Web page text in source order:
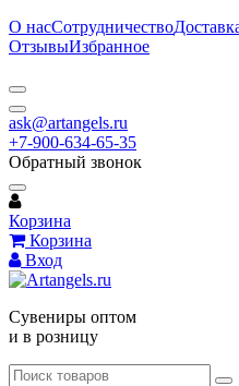
О насСотрудничество
ОтзывыИзбранное
ask@artangels.ru
+7-900-634-65-35
Обратный звонок
Корзина
Корзина
Вход
Сувениры оптом
и в розницу